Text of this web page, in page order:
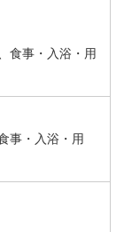
食事・入浴・用
事・入浴・用